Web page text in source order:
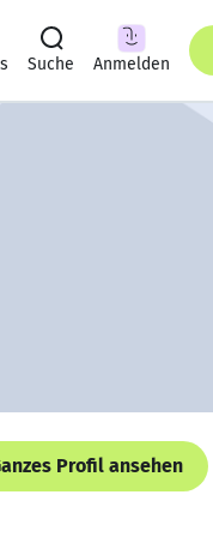
Suche Anmelden
Profil ansehen